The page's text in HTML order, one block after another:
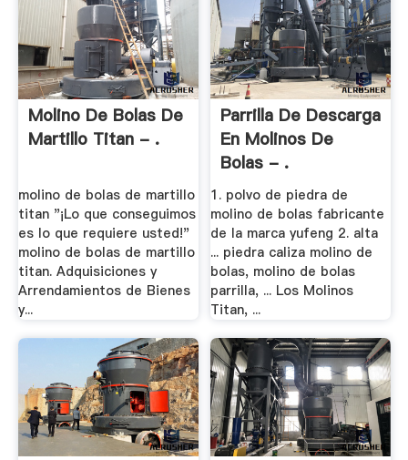
Molino De Bolas De
Martillo Titan - .
molino de bolas de martillo
titan "¡Lo que conseguimos
es lo que requiere usted!"
molino de bolas de martillo
titan. Adquisiciones y
Arrendamientos de Bienes
y...
Parrilla De Descarga
En Molinos De
Bolas - .
1. polvo de piedra de
molino de bolas fabricante
de la marca yufeng 2. alta
... piedra caliza molino de
bolas, molino de bolas
parrilla, ... Los Molinos
Titan, ...